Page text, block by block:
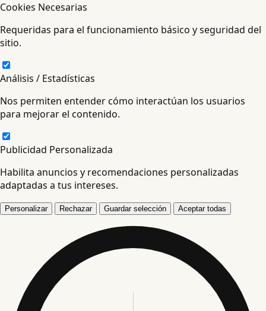
Cookies Necesarias
Requeridas para el funcionamiento básico y seguridad del
sitio.
Análisis / Estadísticas
Nos permiten entender cómo interactúan los usuarios
para mejorar el contenido.
Publicidad Personalizada
Habilita anuncios y recomendaciones personalizadas
adaptadas a tus intereses.
Personalizar Rechazar Guardar selección Aceptar todas